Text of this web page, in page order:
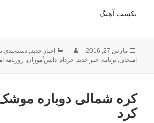
تکست آهنگ
ارسال
شده
مارس 27, 2016 نویسندهدسته‌ها
اخبار جدید,دسته‌بندی
امتحان,برنامه,خبر جدید,خرداد,دانش‌آموزان, روزنامه
کره شمالی دوباره
کرد